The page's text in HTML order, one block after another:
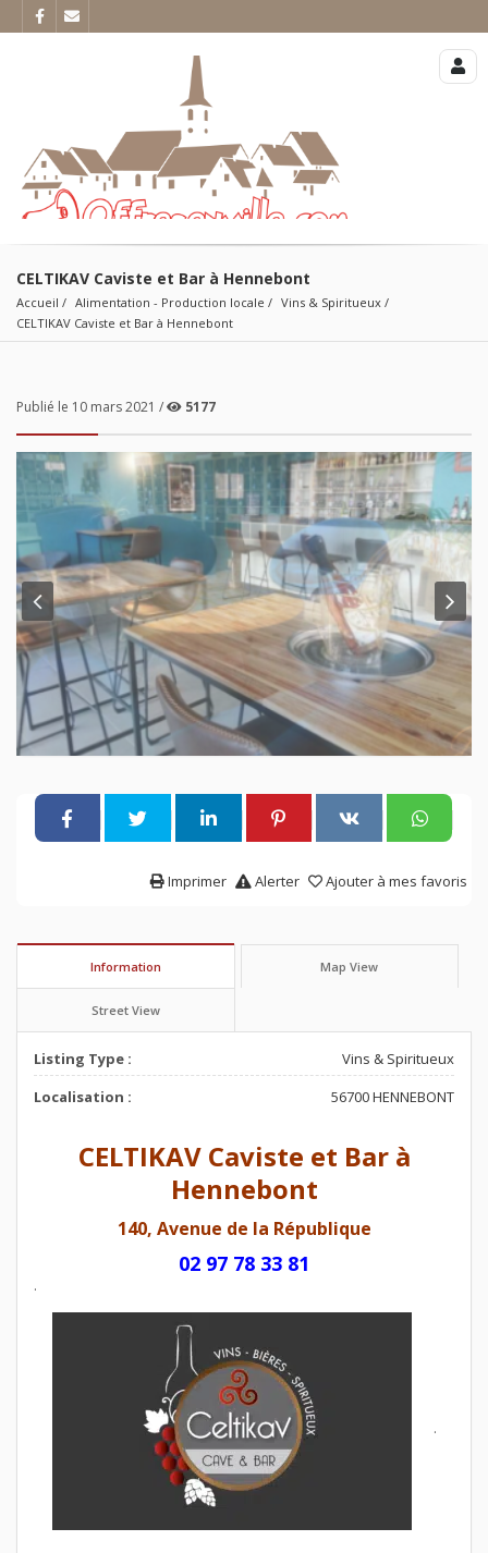
CELTIKAV Caviste et Bar à Hennebont
Accueil Alimentation - Production locale
Vins & Spiritueux
CELTIKAV Caviste et Bar à Hennebont
Publié le 10 mars 2021 / 5177
Ajouter à mes favoris
Alerter
Imprimer
Information Map View
Street View
Listing Type :
Vins & Spiritueux
Localisation :
56700 HENNEBONT
CELTIKAV Caviste et Bar à
Hennebont
140, Avenue de la République
02 97 78 33 81
.
.